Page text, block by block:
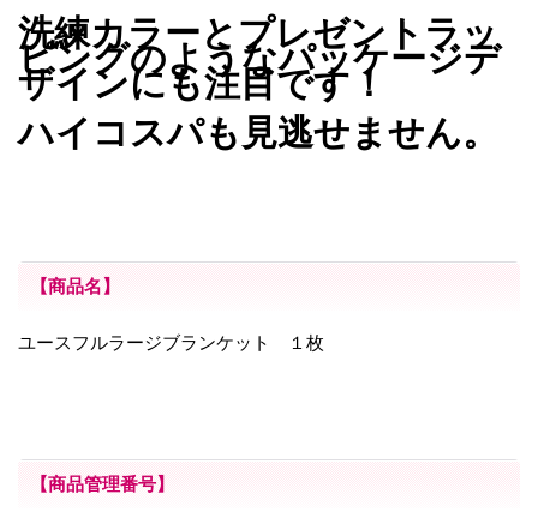
洗練カラーとプレゼントラッ
ピングのようなパッケージデ
ザインにも注目です！
ハイコスパも見逃せません。
【商品名】
ユースフルラージブランケット １枚
【商品管理番号】